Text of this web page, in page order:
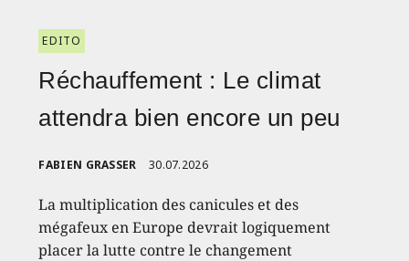
EDITO
Réchauffement : Le climat
attendra bien encore un peu
FABIEN GRASSER 30.07.2026
La multiplication des canicules et des
mégafeux en Europe devrait logiquement
placer la lutte contre le changement